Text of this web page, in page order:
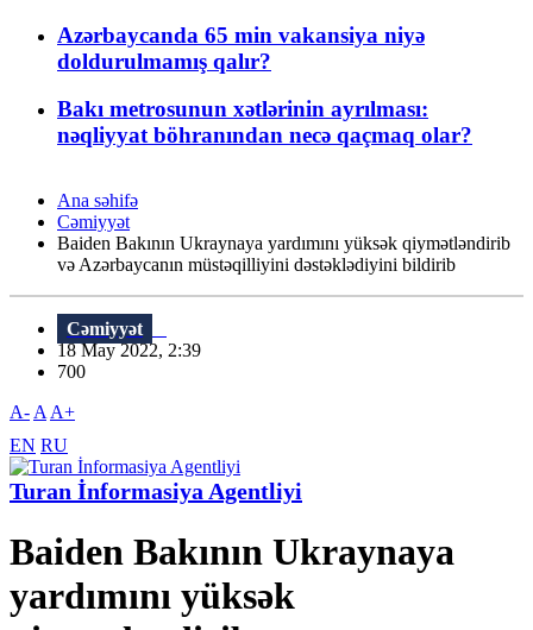
Azərbaycanda 65 min vakansiya niyə
doldurulmamış qalır?
Bakı metrosunun xətlərinin ayrılması:
nəqliyyat böhranından necə qaçmaq olar?
Ana səhifə
Cəmiyyət
Baiden Bakının Ukraynaya yardımını yüksək qiymətləndirib
və Azərbaycanın müstəqilliyini dəstəklədiyini bildirib
Cəmiyyət
18 May 2022, 2:39
700
A- A A+
EN RU
Turan İnformasiya Agentliyi
Baiden Bakının Ukraynaya
yardımını yüksək